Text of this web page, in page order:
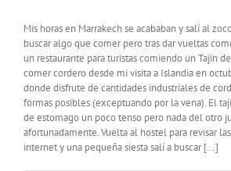
Mis horas en Marrakech se acababan y salí al
buscar algo que comer pero tras dar vueltas
un restaurante para turistas comiendo un Tajin
comer cordero desde mi visita a Islandia en
donde disfrute de cantidades industriales de
formas posibles (exceptuando por la vena). El
de estomago un poco tenso pero nada del otro
afortunadamente. Vuelta al hostel para revisar
internet y una pequeña siesta salí a buscar [...]